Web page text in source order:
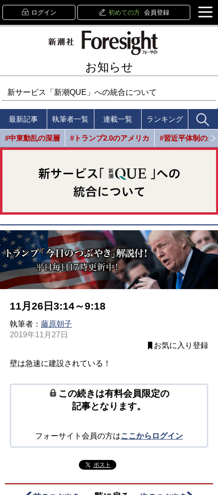
ログイン 初めての方 会員登録
お知らせ
新サービス「新潮QUE」への統合について
最新記事 執筆者一覧 連載一覧 ランキング
#中東動乱の深層 #トランプ2.0のアメリカ #習近平体制の光
11月26日3:14～9:18
執筆者： 藤原朝子
2019年11月27日
お気に入り登録
壁は急速に建設されている！
この続きは有料会員限定の
記事となります。
フォーサイト会員の方はここからログイン
ポスト